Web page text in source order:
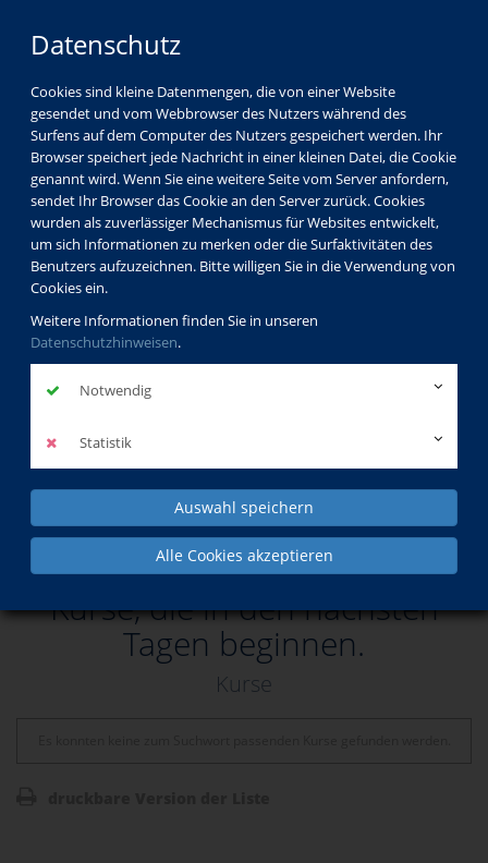
Datenschutz
Cookies sind kleine Datenmengen, die von einer Website
gesendet und vom Webbrowser des Nutzers während des
Surfens auf dem Computer des Nutzers gespeichert werden. Ihr
Browser speichert jede Nachricht in einer kleinen Datei, die Cookie
genannt wird. Wenn Sie eine weitere Seite vom Server anfordern,
sendet Ihr Browser das Cookie an den Server zurück. Cookies
wurden als zuverlässiger Mechanismus für Websites entwickelt,
um sich Informationen zu merken oder die Surfaktivitäten des
Benutzers aufzuzeichnen. Bitte willigen Sie in die Verwendung von
Cookies ein.
Weitere Informationen finden Sie in unseren
Datenschutzhinweisen.
Notwendig
Statistik
Auswahl speichern
Alle Cookies akzeptieren
Kurse, die in den nächsten
Tagen beginnen.
Kurse